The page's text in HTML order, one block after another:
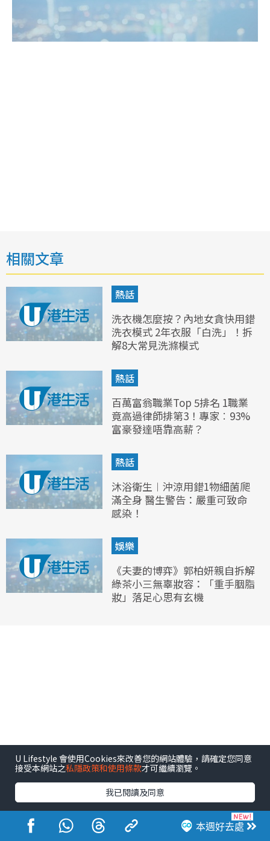
相關文章
熱話
洗衣機怎麼按？內地女貪快用錯
洗衣模式 2年衣服「白洗」！拆
解8大常見洗滌模式
熱話
百萬富翁職業Top 5排名 1職業
竟高過律師排第3！專家︰93%
富豪發達唔靠高薪？
熱話
沐浴衛生︱沖涼用錯1物細菌爬
滿全身 醫生警告：嚴重可致命
感染！
娛樂
《夫妻的博弈》郭柏妍親自拆解
綠茶小三無辜妝容：「重手胭脂
妝」落足心思有玄機
本週好去處
U Lifestyle 會使用Cookies來改善您的網站體驗，請確定您同意
接受本網站之私隱政策和使用條款才可繼續瀏覽。
我已閱讀及同意